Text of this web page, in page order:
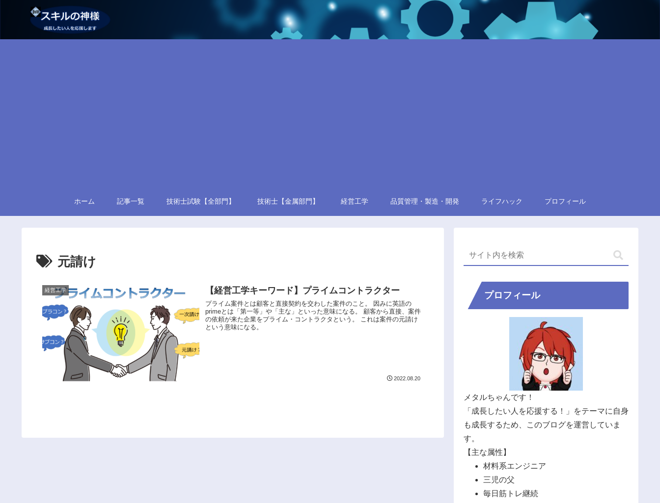
ホーム 記事一覧 技術士試験【全部門】 技術士【金属部門】 経営工学 品質管理・製造・開発 ライフハック プロフィール
元請け
経営工学 【経営工学キーワード】プライムコントラクター
プライム案件とは顧客と直接契約を交わした案件のこと。 因みに英語の
primeとは「第一等」や「主な」といった意味になる。 顧客から直接、案件
の依頼が来た企業をプライム・コントラクタという。 これは案件の元請け
という意味になる。
2022.08.20
プロフィール
メタルちゃんです！
「成長したい人を応援する！」をテーマに自身
も成長するため、このブログを運営していま
す。
【主な属性】
材料系エンジニア
三児の父
毎日筋トレ継続